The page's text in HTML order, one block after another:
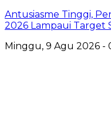
Antusiasme Tinggi,
2026 Lampaui Target
Minggu, 9 Agu 2026 -